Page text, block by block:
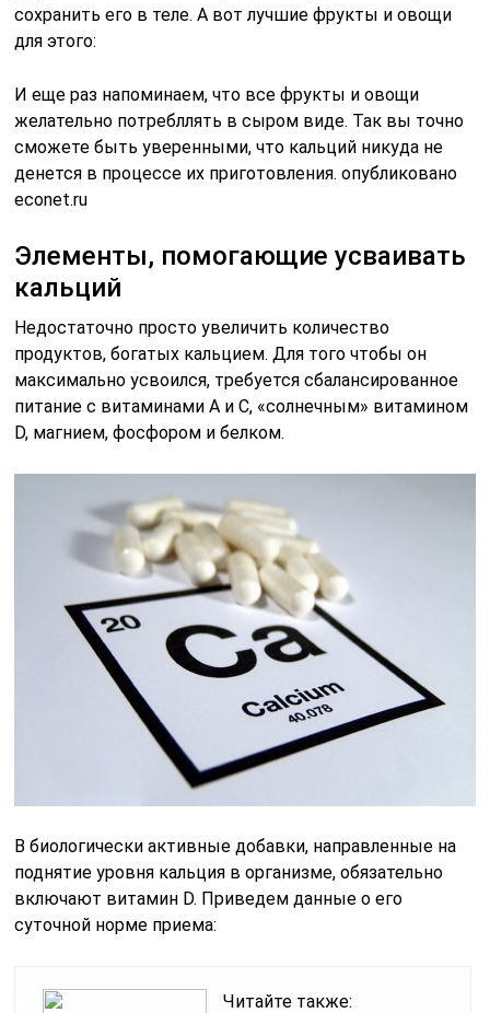
сохранить его в теле. А вот лучшие фрукты и овощи
для этого:
И еще раз напоминаем, что все фрукты и овощи
желательно потрeбллять в сыром виде. Так вы точно
сможете быть уверенными, что кальций никуда не
денется в процессе их приготовления. опубликовано
econet.ru
Элементы, помогающие усваивать
кальций
Недостаточно просто увеличить количество
продуктов, богатых кальцием. Для того чтобы он
максимально усвоился, требуется сбалансированное
питание с витаминами А и C, «солнечным» витамином
D, магнием, фосфором и белком.
В биологически активные добавки, направленные на
поднятие уровня кальция в организме, обязательно
включают витамин D. Приведем данные о его
суточной норме приема:
Читайте также: